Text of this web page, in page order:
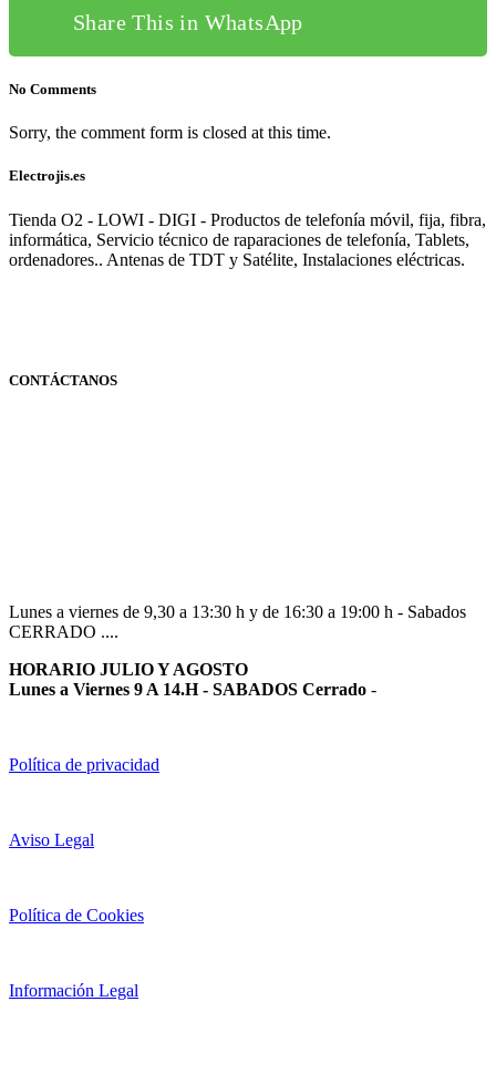
Share This in WhatsApp
No Comments
Sorry, the comment form is closed at this time.
Electrojis.es
Tienda O2 - LOWI - DIGI - Productos de telefonía móvil, fija, fibra,
informática, Servicio técnico de raparaciones de telefonía, Tablets,
ordenadores.. Antenas de TDT y Satélite, Instalaciones eléctricas.
CONTÁCTANOS
Lunes a viernes de 9,30 a 13:30 h y de 16:30 a 19:00 h - Sabados
CERRADO ....
HORARIO JULIO Y AGOSTO
Lunes a Viernes 9 A 14.H - SABADOS Cerrado -
Política de privacidad
Aviso Legal
Política de Cookies
Información Legal